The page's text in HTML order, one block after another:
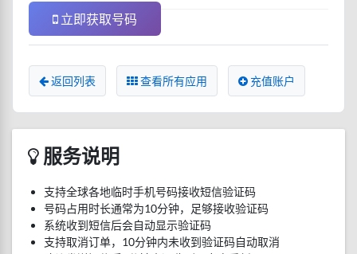
立即获取号码
返回列表 查看所有应用 充值账户
服务说明
支持全球各地临时手机号码接收短信验证码
号码占用时长通常为10分钟，足够接收验证码
系统收到短信后会自动显示验证码
支持取消订单，10分钟内未收到验证码自动取消